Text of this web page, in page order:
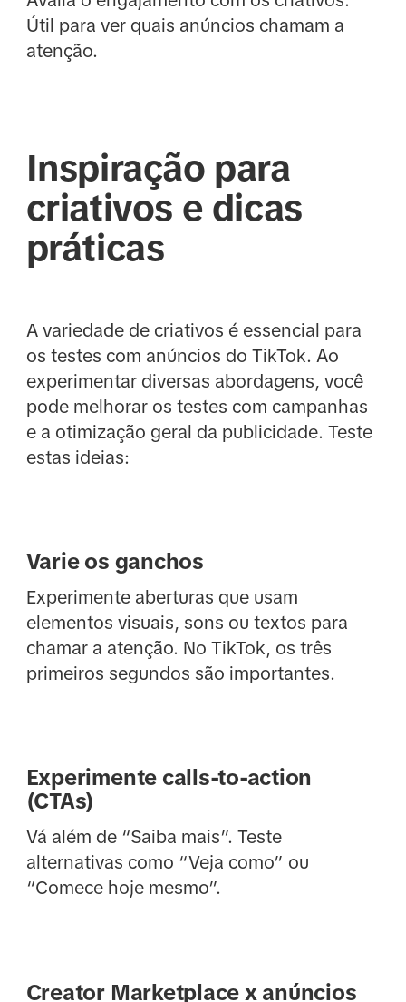
Útil para ver quais anúncios chamam a
atenção.
Inspiração para
criativos e dicas
práticas
A variedade de criativos é essencial para
os testes com anúncios do TikTok. Ao
experimentar diversas abordagens, você
pode melhorar os testes com campanhas
e a otimização geral da publicidade. Teste
estas ideias:
Varie os ganchos
Experimente aberturas que usam
elementos visuais, sons ou textos para
chamar a atenção. No TikTok, os três
primeiros segundos são importantes.
Experimente calls-to-action
(CTAs)
Vá além de “Saiba mais”. Teste
alternativas como “Veja como” ou
“Comece hoje mesmo”.
Creator Marketplace x anúncios